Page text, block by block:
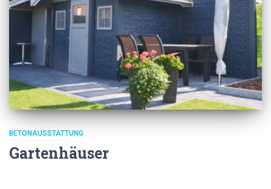
BETONAUSSTATTUNG
Gartenhäuser